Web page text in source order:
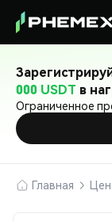
000 USDT в
Ограниченное
Главная